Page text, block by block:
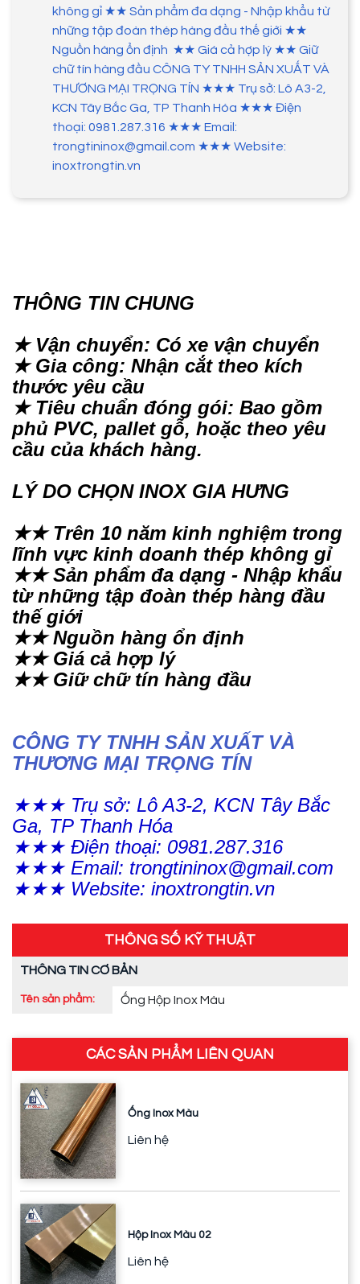
không gỉ ★★ Sản phẩm đa dạng - Nhập khẩu từ
những tập đoàn thép hàng đầu thế giới ★★
Nguồn hàng ổn định ★★ Giá cả hợp lý ★★ Giữ
chữ tín hàng đầu CÔNG TY TNHH SẢN XUẤT VÀ
THƯƠNG MẠI TRỌNG TÍN ★★★ Trụ sở: Lô A3-2,
KCN Tây Bắc Ga, TP Thanh Hóa ★★★ Điện
thoại: 0981.287.316 ★★★ Email:
trongtininox@gmail.com ★★★ Website:
inoxtrongtin.vn
THÔNG TIN CHUNG
★ Vận chuyển: Có xe vận chuyển
★ Gia công: Nhận cắt theo kích
thước yêu cầu
★ Tiêu chuẩn đóng gói: Bao gồm
phủ PVC, pallet gỗ, hoặc theo yêu
cầu của khách hàng.
LÝ DO CHỌN INOX GIA HƯNG
★★ Trên 10 năm kinh nghiệm trong
lĩnh vực kinh doanh thép không gỉ
★★ Sản phẩm đa dạng - Nhập khẩu
từ những tập đoàn thép hàng đầu
thế giới
★★ Nguồn hàng ổn định
★★ Giá cả hợp lý
★★ Giữ chữ tín hàng đầu
CÔNG TY TNHH SẢN XUẤT VÀ
THƯƠNG MẠI TRỌNG TÍN
★★★ Trụ sở: Lô A3-2, KCN Tây Bắc
Ga, TP Thanh Hóa
★★★ Điện thoại: 0981.287.316
★★★ Email: trongtininox@gmail.com
★★★ Website: inoxtrongtin.vn
THÔNG SỐ KỸ THUẬT
THÔNG TIN CƠ BẢN
Tên sản phẩm: Ống Hộp Inox Màu
CÁC SẢN PHẨM LIÊN QUAN
Ống Inox Màu
Liên hệ
Hộp Inox Màu 02
Liên hệ